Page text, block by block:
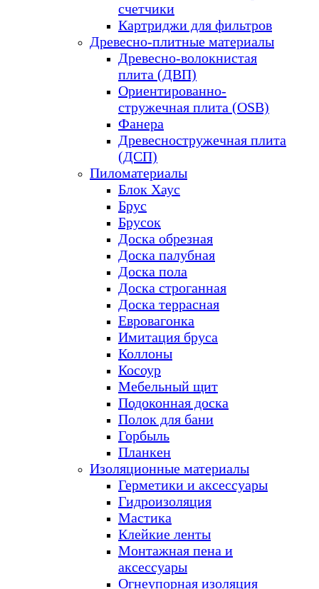
счетчики
Картриджи для фильтров
Древесно-плитные материалы
Древесно-волокнистая
плита (ДВП)
Ориентированно-
стружечная плита (OSB)
Фанера
Древесностружечная плита
(ДСП)
Пиломатериалы
Блок Хаус
Брус
Брусок
Доска обрезная
Доска палубная
Доска пола
Доска строганная
Доска террасная
Евровагонка
Имитация бруса
Коллоны
Косоур
Мебельный щит
Подоконная доска
Полок для бани
Горбыль
Планкен
Изоляционные материалы
Герметики и аксессуары
Гидроизоляция
Мастика
Клейкие ленты
Монтажная пена и
аксессуары
Огнеупорная изоляция